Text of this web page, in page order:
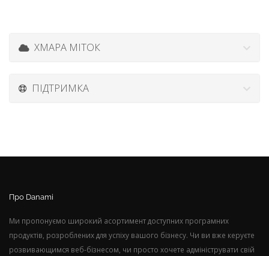
ХМАРА МІТОК
ПІДТРИМКА
Про Danami
Ми пропонуємо широкий асортимент доступних програмних
продуктів, розроблених для успіху вашого бізнесу. Чи ви вже керуєте
розвивающимся веб-бізнесом, чи просто хочете адмініструвати свій